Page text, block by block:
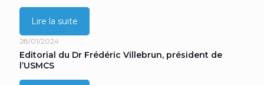
Lire la suite
28/01/2024
Editorial du Dr Frédéric Villebrun, président de
l’USMCS